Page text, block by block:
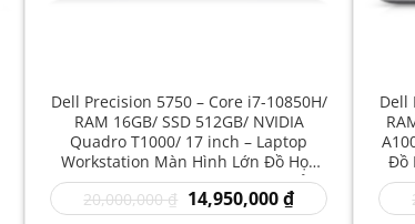
Dell Precision 5750 – Core i7-10850H/
RAM 16GB/ SSD 512GB/ NVIDIA
Quadro T1000/ 17 inch – Laptop
Workstation Màn Hình Lớn Đồ Họa
Kỹ Thuật Chuyên Nghiệp Giá Rẻ
20,000,000₫ Giá
gốc
14,950,000₫Giá
hiện
Dell
Đồ